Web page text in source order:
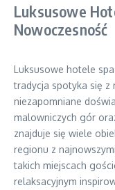
Luksusowe
Nowoczesność
Luksusowe hotele
tradycja spotyka się z
niezapomniane
malowniczych gór
znajduje się wiele
regionu z
takich miejscach
relaksacyjnym